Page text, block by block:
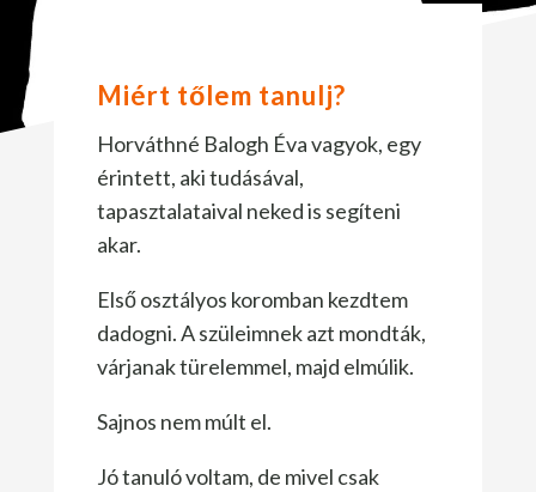
Miért tőlem tanulj?
Horváthné Balogh Éva vagyok, egy
érintett, aki tudásával,
tapasztalataival neked is segíteni
akar.
Első osztályos koromban kezdtem
dadogni. A szüleimnek azt mondták,
várjanak türelemmel, majd elmúlik.
Sajnos nem múlt el.
Jó tanuló voltam, de mivel csak